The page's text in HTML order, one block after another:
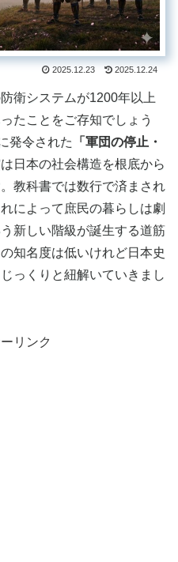
2025.12.23 2025.12.24
衛システムが1200年以上
たことをご存知でしょう
発令された
「軍団の停止・
日本の社会構造を根底から
教科書では数行で済まされ
によって庶民の暮らしは劇
新しい階級が誕生する道筋
知名度は低いけれど日本史
っくりと紐解いていきまし
リンク